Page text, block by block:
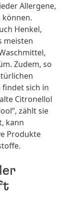
Allergene,
können.
Henkel,
meisten
Zudem, so
findet sich in
Citronellol
zählt sie
kann
Produkte